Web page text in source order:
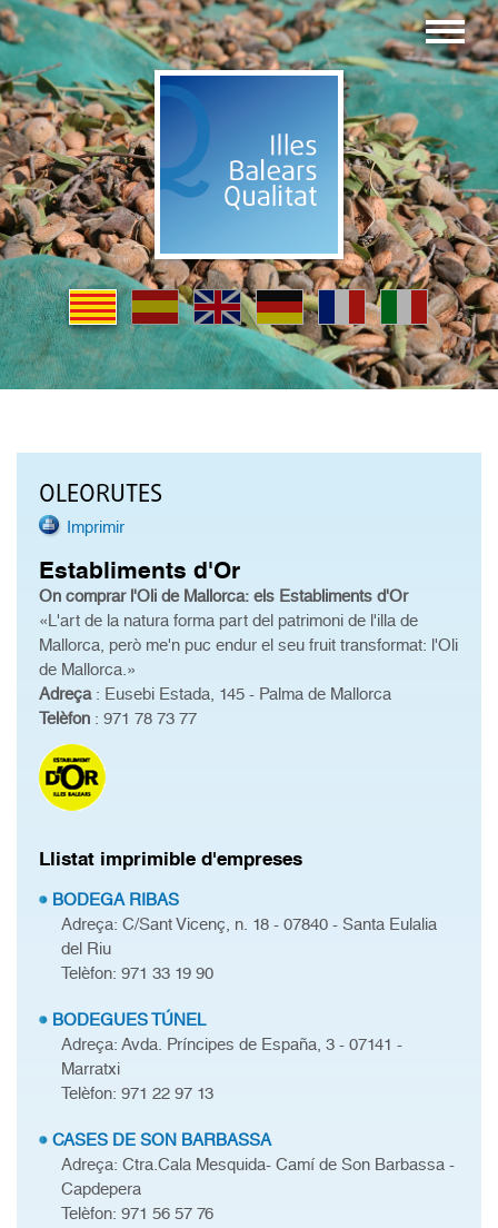
OLEORUTES
Imprimir
Establiments d'Or
On comprar l'Oli de Mallorca: els Establiments d'Or
«L'art de la natura forma part del patrimoni de l'illa de
Mallorca, però me'n puc endur el seu fruit transformat: l'Oli
de Mallorca.»
Adreça: Eusebi Estada, 145 - Palma de Mallorca
Telèfon : 971 78 73 77
Llistat imprimible d'empreses
BODEGA RIBAS
Adreça: C/Sant Vicenç, n. 18 - 07840 - Santa Eulalia
del Riu
Telèfon: 971 33 19 90
BODEGUES TÚNEL
Adreça: Avda. Príncipes de España, 3 - 07141 -
Marratxi
Telèfon: 971 22 97 13
CASES DE SON BARBASSA
Adreça: Ctra.Cala Mesquida- Camí de Son Barbassa -
Capdepera
Telèfon: 971 56 57 76